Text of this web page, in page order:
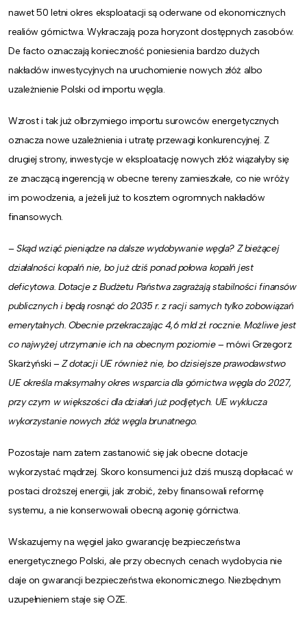
nawet 50 letni okres eksploatacji są oderwane od ekonomicznych
realiów górnictwa. Wykraczają poza horyzont dostępnych zasobów.
De facto oznaczają konieczność poniesienia bardzo dużych
nakładów inwestycyjnych na uruchomienie nowych złóż albo
uzależnienie Polski od importu węgla.
Wzrost i tak już olbrzymiego importu surowców energetycznych
oznacza nowe uzależnienia i utratę przewagi konkurencyjnej. Z
drugiej strony, inwestycje w eksploatację nowych złóż wiązałyby się
ze znaczącą ingerencją w obecne tereny zamieszkałe, co nie wróży
im powodzenia, a jeżeli już to kosztem ogromnych nakładów
finansowych.
– Skąd wziąć pieniądze na dalsze wydobywanie węgla? Z bieżącej
działalności kopalń nie, bo już dziś ponad połowa kopalń jest
deficytowa. Dotacje z Budżetu Państwa zagrażają stabilności finansów
publicznych i będą rosnąć do 2035 r. z racji samych tylko zobowiązań
emerytalnych. Obecnie przekraczając 4,6 mld zł. rocznie. Możliwe jest
co najwyżej utrzymanie ich na obecnym poziomie– mówi Grzegorz
Skarżyński –Z dotacji UE również nie, bo dzisiejsze prawodawstwo
UE określa maksymalny okres wsparcia dla górnictwa węgla do 2027,
przy czym w większości dla działań już podjętych. UE wyklucza
wykorzystanie nowych złóż węgla brunatnego.
Pozostaje nam zatem zastanowić się jak obecne dotacje
wykorzystać mądrzej. Skoro konsumenci już dziś muszą dopłacać w
postaci droższej energii, jak zrobić, żeby finansowali reformę
systemu, a nie konserwowali obecną agonię górnictwa.
Wskazujemy na węgiel jako gwarancję bezpieczeństwa
energetycznego Polski, ale przy obecnych cenach wydobycia nie
daje on gwarancji bezpieczeństwa ekonomicznego. Niezbędnym
uzupełnieniem staje się OZE.